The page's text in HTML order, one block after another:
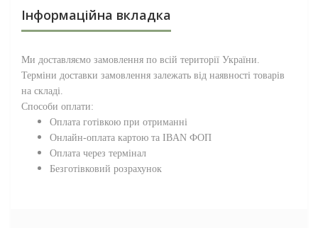
Інформаційна вкладка
Ми доставляємо замовлення по всій території України.
Терміни доставки замовлення залежать від наявності товарів
на складі.
Способи оплати:
Оплата готівкою при отриманні
Онлайн-оплата картою та IBAN ФОП
Оплата через термінал
Безготівковий розрахунок